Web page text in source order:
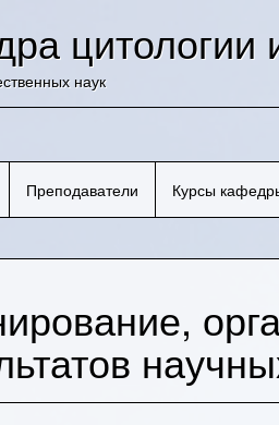
цитологии
наук
Преподаватели Курсы